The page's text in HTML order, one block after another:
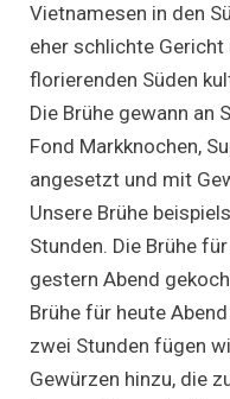
Vietnamesen in den
eher schlichte
florierenden Süden
Die Brühe gewann an
Fond Markknochen,
angesetzt und mit
Unsere Brühe
Stunden. Die Brühe
gestern Abend
Brühe für heute
zwei Stunden fügen
Gewürzen hinzu, die